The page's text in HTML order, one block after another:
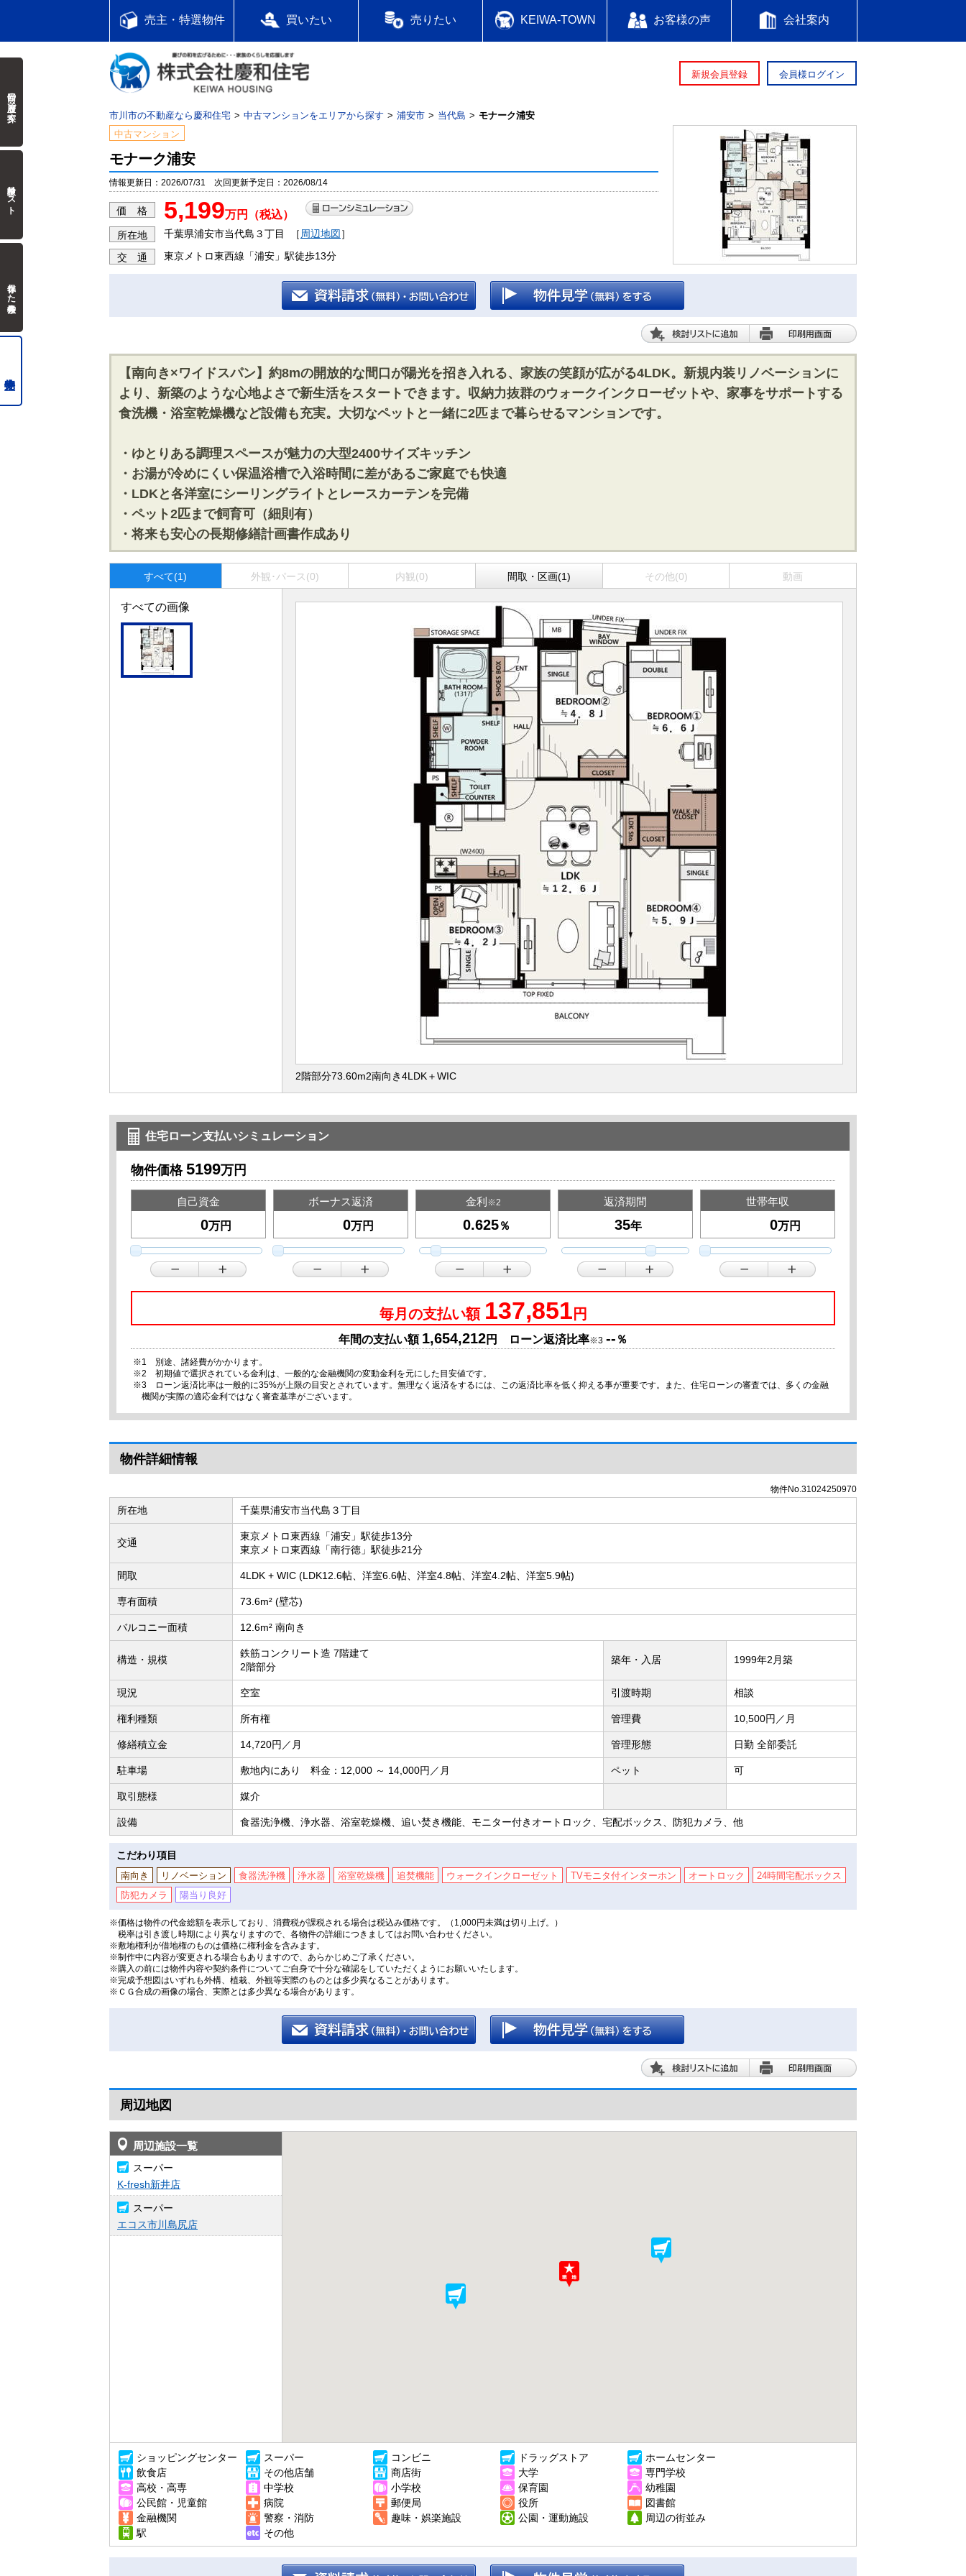
売主・特選物件 買いたい 売りたい KEIWA-TOWN お客様の声 会社案内
新規会員登録 会員様ログイン
市川市の不動産なら慶和住宅 中古マンションをエリアから探す 浦安市 当代島
モナーク浦安
中古マンション
モナーク浦安
情報更新日：2026/07/31 次回更新予定日：2026/08/14
価 格 5,199万円（税込）
所在地 千葉県浦安市当代島３丁目 ［ 周辺地図 ］
交 通 東京メトロ東西線「浦安」駅徒歩13分
【南向き×ワイドスパン】約8mの開放的な間口が陽光を招き入れる、家族の笑顔が広がる4LDK。新規内装リノベーションに
より、新築のような心地よさで新生活をスタートできます。収納力抜群のウォークインクローゼットや、家事をサポートする
食洗機・浴室乾燥機など設備も充実。大切なペットと一緒に2匹まで暮らせるマンションです。
・ゆとりある調理スペースが魅力の大型2400サイズキッチン
・お湯が冷めにくい保温浴槽で入浴時間に差があるご家庭でも快適
・LDKと各洋室にシーリングライトとレースカーテンを完備
・ペット2匹まで飼育可（細則有）
・将来も安心の長期修繕計画書作成あり
すべて(1) 外観･パース(0) 内観(0) 間取・区画(1) その他(0) 動画
すべての画像
2階部分73.60m2南向き4LDK＋WIC
住宅ローン支払いシミュレーション
物件価格 5199万円
自己資金
万円
ボーナス返済
万円
金利 ※2
％
返済期間
年
世帯年収
万円
毎月の支払い額 137,851 円
年間の支払い額 1,654,212円 ローン返済比率※3 -- ％
※1 別途、諸経費がかかります。
※2 初期値で選択されている金利は、一般的な金融機関の変動金利を元にした目安値です。
※3 ローン返済比率は一般的に35%が上限の目安とされています。無理なく返済をするには、この返済比率を低く抑える事が重要です。また、住宅ローンの審査では、多くの金融
機関が実際の適応金利ではなく審査基準がございます。
物件詳細情報
物件No.31024250970
所在地 千葉県浦安市当代島３丁目
交通
東京メトロ東西線「浦安」駅徒歩13分
東京メトロ東西線「南行徳」駅徒歩21分
間取 4LDK + WIC (LDK12.6帖、洋室6.6帖、洋室4.8帖、洋室4.2帖、洋室5.9帖)
専有面積 73.6m² (壁芯)
バルコニー面積 12.6m² 南向き
構造・規模
鉄筋コンクリート造 7階建て
2階部分
築年・入居 1999年2月築
現況 空室 引渡時期 相談
権利種類 所有権 管理費 10,500円／月
修繕積立金 14,720円／月 管理形態 日勤 全部委託
駐車場 敷地内にあり 料金：12,000 ～ 14,000円／月 ペット 可
取引態様 媒介
設備 食器洗浄機、浄水器、浴室乾燥機、追い焚き機能、モニター付きオートロック、宅配ボックス、防犯カメラ、他
こだわり項目
南向き リノベーション 食器洗浄機 浄水器 浴室乾燥機 追焚機能 ウォークインクローゼット TVモニタ付インターホン オートロック
24時間宅配ボックス
防犯カメラ
陽当り良好
※価格は物件の代金総額を表示しており、消費税が課税される場合は税込み価格です。（1,000円未満は切り上げ。）
税率は引き渡し時期により異なりますので、各物件の詳細につきましてはお問い合わせください。
※敷地権利が借地権のものは価格に権利金を含みます。
※制作中に内容が変更される場合もありますので、あらかじめご了承ください。
※購入の前には物件内容や契約条件についてご自身で十分な確認をしていただくようにお願いいたします。
※完成予想図はいずれも外構、植栽、外観等実際のものとは多少異なることがあります。
※ＣＧ合成の画像の場合、実際とは多少異なる場合があります。
周辺地図
周辺施設一覧
スーパー
K-fresh新井店
スーパー
エコス市川島尻店
ショッピングセンター スーパー コンビニ ドラッグストア
ホームセンター
飲食店
その他店舗 商店街 大学
専門学校
高校・高専
中学校 小学校 保育園
幼稚園
公民館・児童館
病院 郵便局 役所
図書館
金融機関
警察・消防 趣味・娯楽施設 公園・運動施設
周辺の街並み
駅
その他
前回の履歴で探す
検討中リスト
保存した検索条件